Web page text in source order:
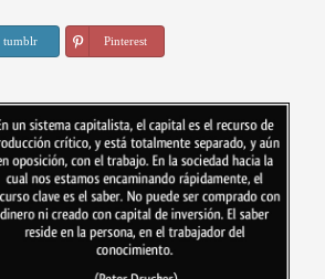
tumblr Pinterest